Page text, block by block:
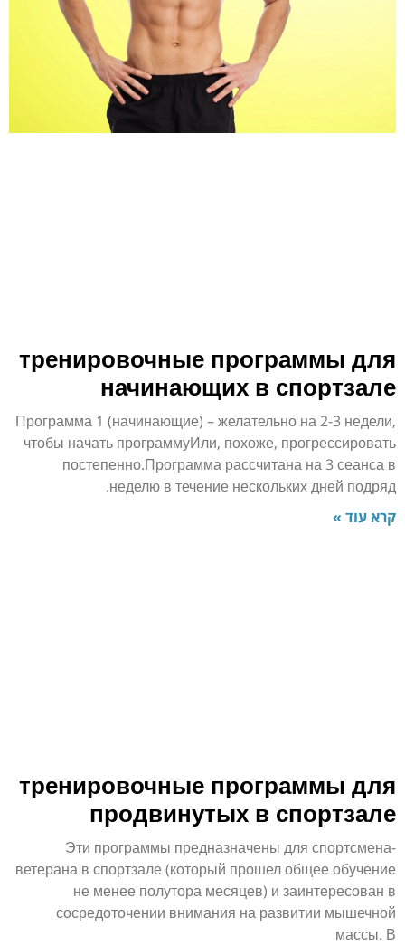
тренировочные программы для
начинающих в спортзале
Программа 1 (начинающие) – желательно на 2-3 недели,
чтобы начать программуИли, похоже, прогрессировать
постепенно.Программа рассчитана на 3 сеанса в
неделю в течение нескольких дней подряд.
קרא עוד »
тренировочные программы для
продвинутых в спортзале
Эти программы предназначены для спортсмена-
ветерана в спортзале (который прошел общее обучение
не менее полутора месяцев) и заинтересован в
сосредоточении внимания на развитии мышечной
массы. В